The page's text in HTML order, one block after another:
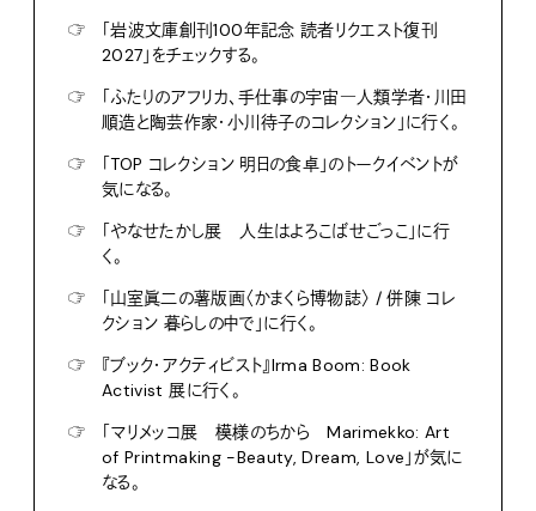
☞
「岩波文庫創刊100年記念 読者リクエスト復刊
2027」をチェックする。
☞
「ふたりのアフリカ、手仕事の宇宙―人類学者・川田
順造と陶芸作家・小川待子のコレクション」に行く。
☞
「TOP コレクション 明日の食卓」のトークイベントが
気になる。
☞
「やなせたかし展 人生はよろこばせごっこ」に行
く。
☞
「山室眞二の薯版画〈かまくら博物誌〉 / 併陳 コレ
クション 暮らしの中で」に行く。
☞
『ブック・アクティビスト』Irma Boom: Book
Activist 展に行く。
☞
「マリメッコ展 模様のちから Marimekko: Art
of Printmaking -Beauty, Dream, Love」が気に
なる。